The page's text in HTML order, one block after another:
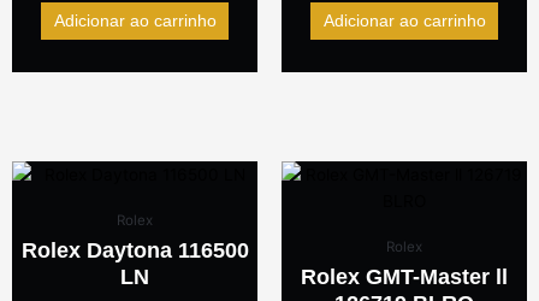
Adicionar ao carrinho Adicionar ao carrinho
Rolex
Rolex Daytona 116500
LN
Rolex
Rolex GMT-Master ll